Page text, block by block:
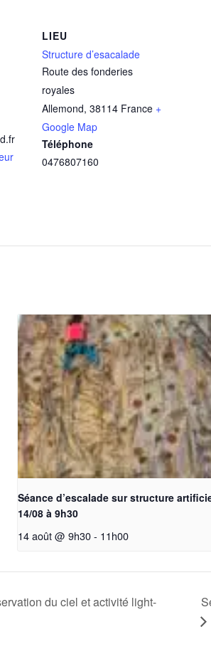
LIEU
Structure d’esacalade
Route des fonderies
royales
Allemond, 38114 France +
Google Map
Téléphone
0476807160
Séance d’escalade sur structure
14/08 à 9h30
14 août @ 9h30 - 11h00
du ciel et activité light-